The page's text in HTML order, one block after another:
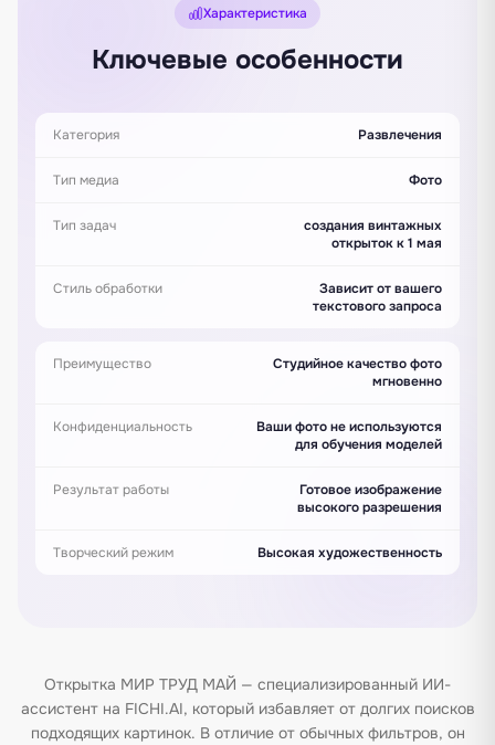
Характеристика
Ключевые особенности
Категория Развлечения
Тип медиа Фото
Тип задач
создания винтажных
открыток к 1 мая
Стиль обработки
Зависит от вашего
текстового запроса
Преимущество
Студийное качество фото
мгновенно
Конфиденциальность
Ваши фото не используются
для обучения моделей
Результат работы
Готовое изображение
высокого разрешения
Творческий режим Высокая художественность
Открытка МИР ТРУД МАЙ — специализированный ИИ-
ассистент на FICHI.AI, который избавляет от долгих поисков
подходящих картинок. В отличие от обычных фильтров, он